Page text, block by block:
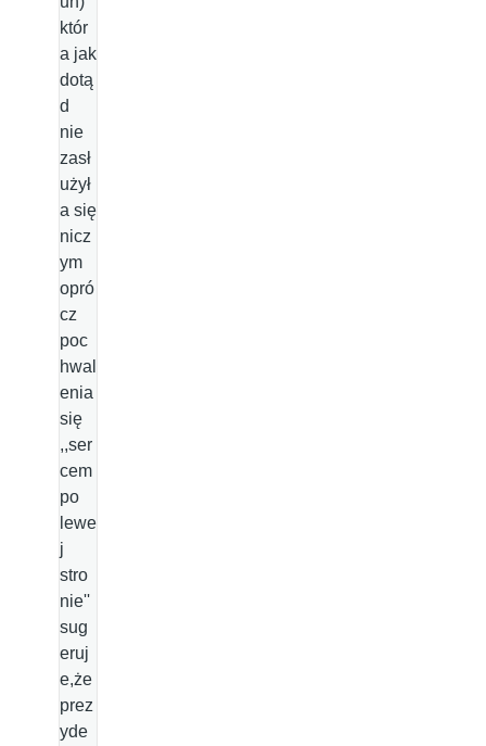
któr
a jak
dotą
d
nie
zasł
użył
a się
nicz
ym
opró
cz
poc
hwal
enia
się
,,ser
cem
po
lewe
j
stro
nie''
sug
eruj
e,że
prez
yde